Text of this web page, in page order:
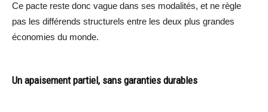
Ce pacte reste donc vague dans ses modalités, et ne règle
pas les différends structurels entre les deux plus grandes
économies du monde.
Un apaisement partiel, sans garanties durables